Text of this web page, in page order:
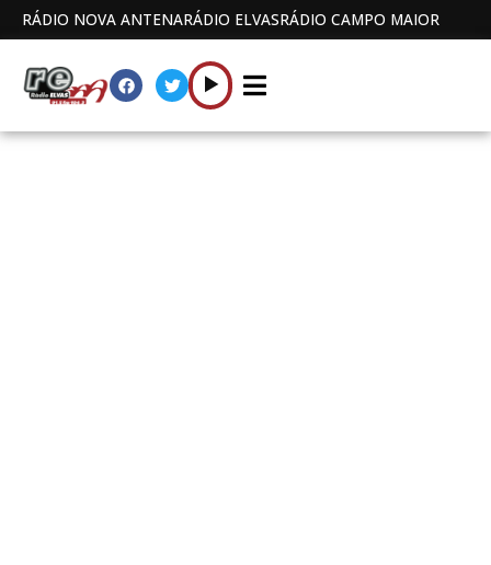
RÁDIO NOVA ANTENARÁDIO ELVASRÁDIO CAMPO MAIOR